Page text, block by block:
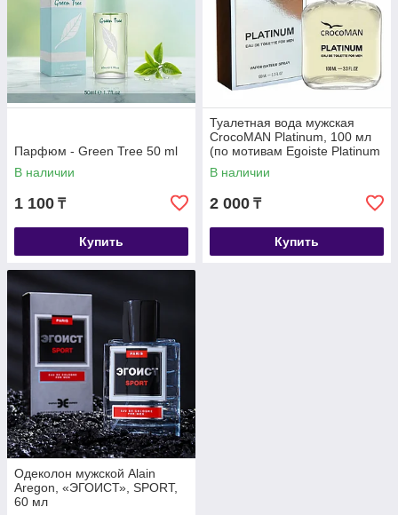
Парфюм - Green Tree 50 ml
В наличии
1 100 ₸
Купить
Туалетная вода мужская
CrocoMAN Platinum, 100 мл
(по мотивам Egoiste Platinum
(Chanel)
В наличии
2 000 ₸
Купить
Одеколон мужской Alain
Aregon, «ЭГОИСТ», SPORT,
60 мл